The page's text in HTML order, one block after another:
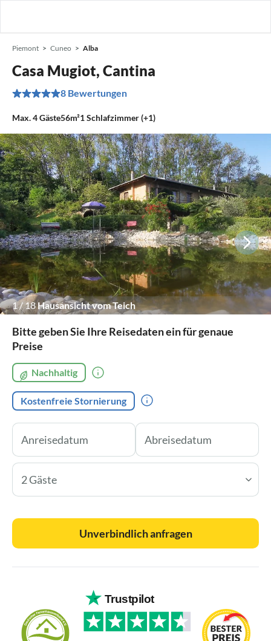
Piemont Cuneo Alba
Casa Mugiot, Cantina
8 Bewertungen
Max.4Gäste56m²1Schlafzimmer (+1)
1/18Hausansicht vom Teich
Bitte geben Sie Ihre Reisedaten ein für genaue
Preise
Nachhaltig
Kostenfreie Stornierung
2 Gäste
Unverbindlich anfragen